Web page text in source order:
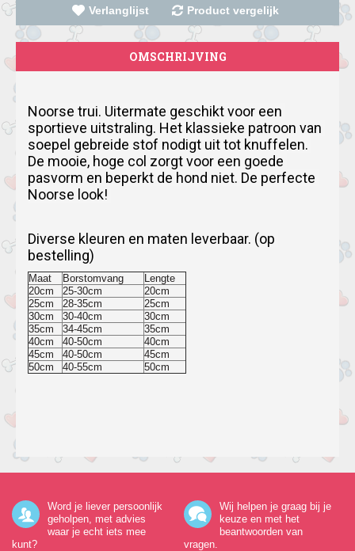
Verlanglijst Product vergelijk
OMSCHRIJVING
Noorse trui. Uitermate geschikt voor een
sportieve uitstraling. Het klassieke patroon van
soepel gebreide stof nodigt uit tot knuffelen.
De mooie, hoge col zorgt voor een goede
pasvorm en beperkt de hond niet. De perfecte
Noorse look!
Diverse kleuren en maten leverbaar. (op
bestelling)
Maat Borstomvang
Lengte
20cm
25-30cm
20cm
25cm
28-35cm
25cm
30cm
30-40cm
30cm
35cm
34-45cm
35cm
40cm
40-50cm
40cm
45cm
40-50cm
45cm
50cm
40-55cm 50cm
Word je liever persoonlijk
geholpen, met advies
waar je echt iets mee
kunt?
Wij helpen je graag bij je
keuze en met het
beantwoorden van
vragen.